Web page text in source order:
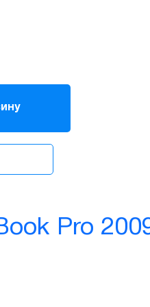
Pro